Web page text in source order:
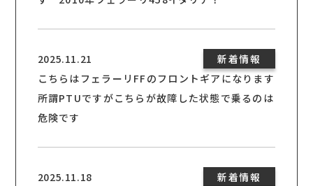
2025.11.21
新着情報
こちらはフェラーリFFのフロントギアになります
所謂PTUですがこちらが故障した状態で乗るのは
危険です
2025.11.18
新着情報